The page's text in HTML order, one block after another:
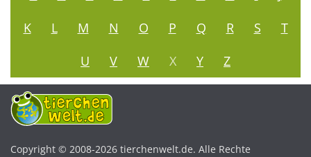
K
L M N O P Q R S
T
U
V W X Y Z
Copyright © 2008-2026 tierchenwelt.de. Alle Rechte